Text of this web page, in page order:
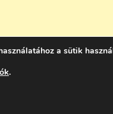
a sütik
.